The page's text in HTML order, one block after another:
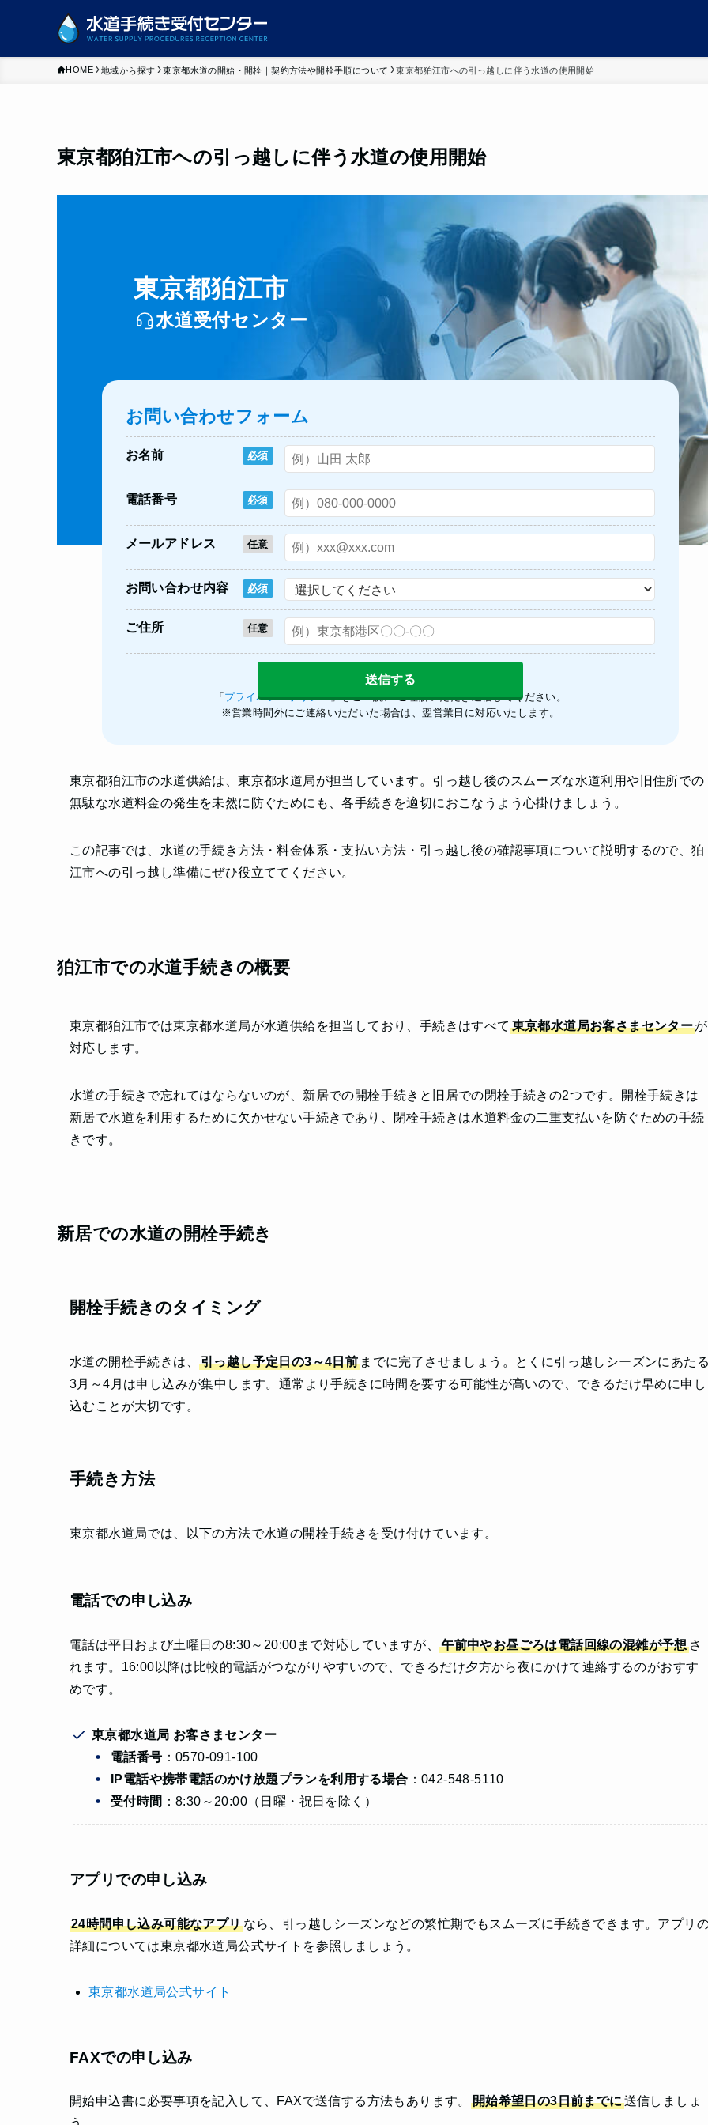
HOME 地域から探す 東京都水道の開始・開栓｜契約方法や開栓手順について 東京都狛江市への引っ越しに伴う水道の使用開始
東京都狛江市への引っ越しに伴う水道の使用開始
東京都狛江市
水道受付センター
お問い合わせフォーム
お名前 必須
電話番号 必須
メールアドレス 任意
お問い合わせ内容 必須
ご住所 任意
「 プライバシーポリシー」をご一読、 ご理解いただき送信してください。
※営業時間外にご連絡いただいた場合は、翌営業日に対応いたします。
東京都狛江市の水道供給は、東京都水道局が担当しています。引っ越し後のスムーズな水道利用や旧住所での
無駄な水道料金の発生を未然に防ぐためにも、各手続きを適切におこなうよう心掛けましょう。
この記事では、水道の手続き方法・料金体系・支払い方法・引っ越し後の確認事項について説明するので、狛
江市への引っ越し準備にぜひ役立ててください。
狛江市での水道手続きの概要
東京都狛江市では東京都水道局が水道供給を担当しており、手続きはすべて 東京都水道局お客さまセンターが
対応します。
水道の手続きで忘れてはならないのが、新居での開栓手続きと旧居での閉栓手続きの2つです。開栓手続きは
新居で水道を利用するために欠かせない手続きであり、閉栓手続きは水道料金の二重支払いを防ぐための手続
きです。
新居での水道の開栓手続き
開栓手続きのタイミング
水道の開栓手続きは、 引っ越し予定日の3～4日前 までに完了させましょう。とくに引っ越しシーズンにあた
3月～4月は申し込みが集中します。通常より手続きに時間を要する可能性が高いので、できるだけ早めに申し
込むことが大切です。
手続き方法
東京都水道局では、以下の方法で水道の開栓手続きを受け付けています。
電話での申し込み
電話は平日および土曜日の8:30～20:00まで対応していますが、午前中やお昼ごろは電話回線の混雑が予想さ
れます。16:00以降は比較的電話がつながりやすいので、できるだけ夕方から夜にかけて連絡するのがおすす
めです。
東京都水道局 お客さまセンター
電話番号 ：0570-091-100
IP電話や携帯電話のかけ放題プランを利用する場合 ：042-548-5110
受付時間 ：8:30～20:00（日曜・祝日を除く）
アプリでの申し込み
24時間申し込み可能なアプリなら、引っ越しシーズンなどの繁忙期でもスムーズに手続きできます。アプリ
詳細については東京都水道局公式サイトを参照しましょう。
東京都水道局公式サイト
FAXでの申し込み
開始申込書に必要事項を記入して、FAXで送信する方法もあります。 開始希望日の3日前までに送信しましょ